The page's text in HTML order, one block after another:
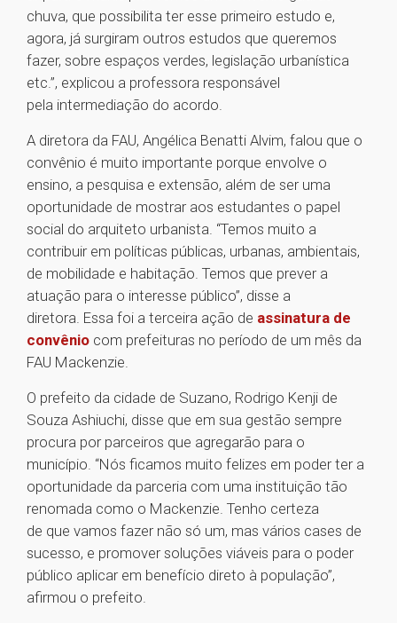
chuva, que possibilita ter esse primeiro estudo e,
agora, já surgiram outros estudos que queremos
fazer, sobre espaços verdes, legislação urbanística
etc.”, explicou a professora responsável
pela intermediação do acordo.
A diretora da FAU, Angélica Benatti Alvim, falou que o
convênio é muito importante porque envolve o
ensino, a pesquisa e extensão, além de ser uma
oportunidade de mostrar aos estudantes o papel
social do arquiteto urbanista. “Temos muito a
contribuir em políticas públicas, urbanas, ambientais,
de mobilidade e habitação. Temos que prever a
atuação para o interesse público”, disse a
diretora. Essa foi a terceira ação de assinatura de
convênio com prefeituras no período de um mês da
FAU Mackenzie.
O prefeito da cidade de Suzano, Rodrigo Kenji de
Souza Ashiuchi, disse que em sua gestão sempre
procura por parceiros que agregarão para o
município. “Nós ficamos muito felizes em poder ter a
oportunidade da parceria com uma instituição tão
renomada como o Mackenzie. Tenho certeza
de que vamos fazer não só um, mas vários cases de
sucesso, e promover soluções viáveis para o poder
público aplicar em benefício direto à população”,
afirmou o prefeito.